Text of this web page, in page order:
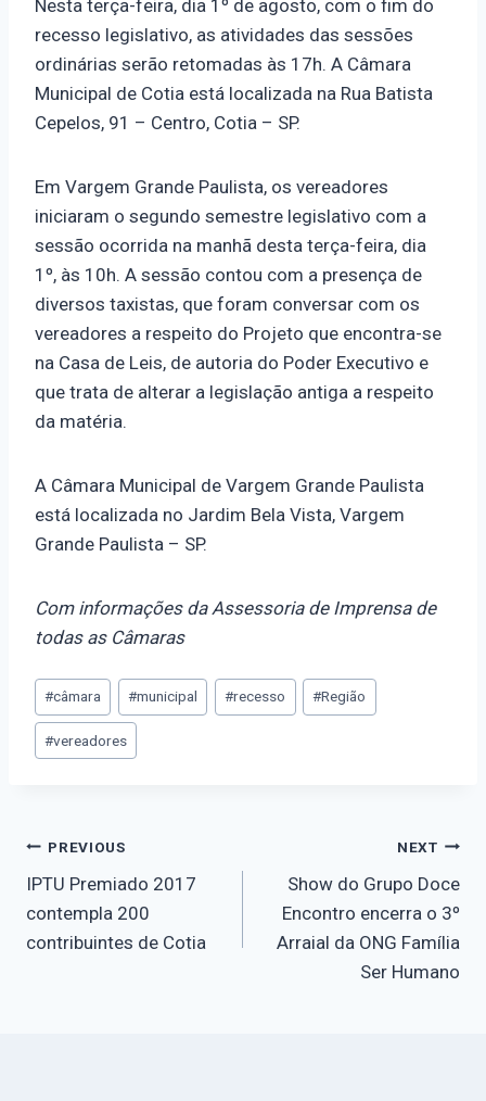
Nesta terça-feira, dia 1º de agosto, com o fim do
recesso legislativo, as atividades das sessões
ordinárias serão retomadas às 17h. A Câmara
Municipal de Cotia está localizada na Rua Batista
Cepelos, 91 – Centro, Cotia – SP.
Em Vargem Grande Paulista, os vereadores
iniciaram o segundo semestre legislativo com a
sessão ocorrida na manhã desta terça-feira, dia
1º, às 10h. A sessão contou com a presença de
diversos taxistas, que foram conversar com os
vereadores a respeito do Projeto que encontra-se
na Casa de Leis, de autoria do Poder Executivo e
que trata de alterar a legislação antiga a respeito
da matéria.
A Câmara Municipal de Vargem Grande Paulista
está localizada no Jardim Bela Vista, Vargem
Grande Paulista – SP.
Com informações da Assessoria de Imprensa de
todas as Câmaras
#câmara #municipal #recesso #Região
#vereadores
PREVIOUS
IPTU Premiado 2017
contempla 200
contribuintes de Cotia
NEXT
Show do Grupo Doce
Encontro encerra o 3º
Arraial da ONG Família
Ser Humano